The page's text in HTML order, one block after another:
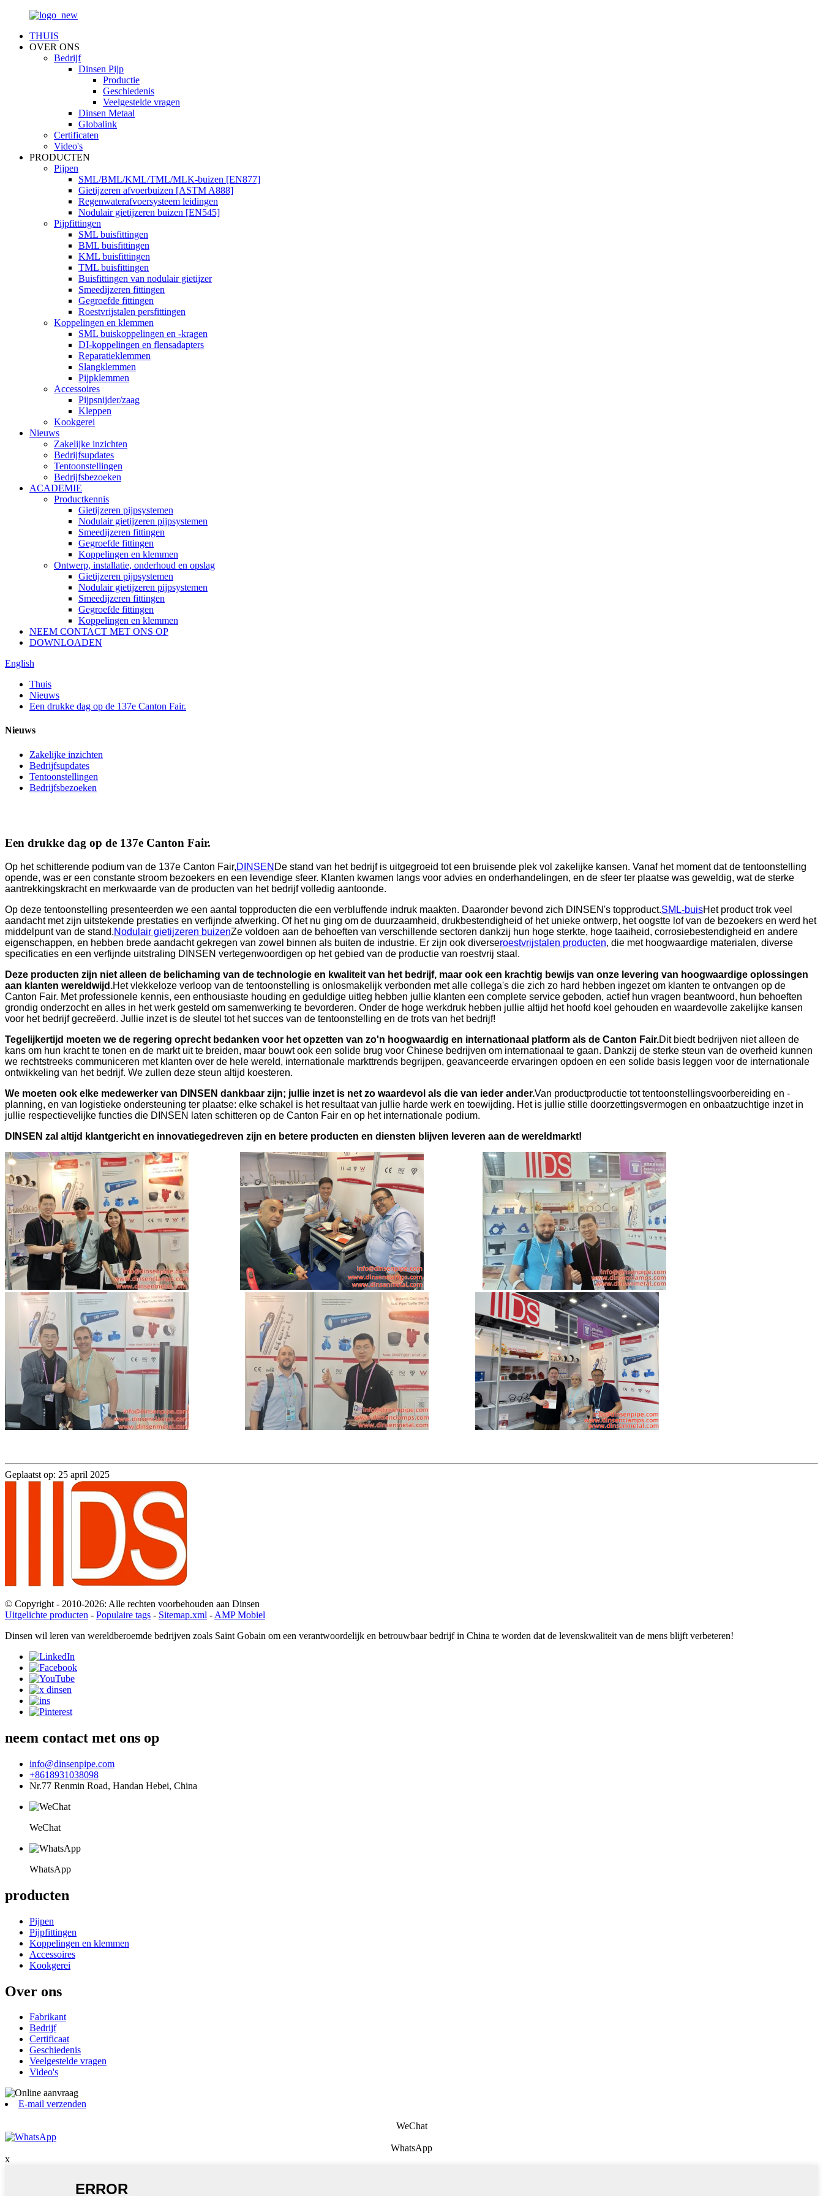
THUIS
OVER ONS
Bedrijf
Dinsen Pijp
Productie
Geschiedenis
Veelgestelde vragen
Dinsen Metaal
Globalink
Certificaten
Video's
PRODUCTEN
Pijpen
SML/BML/KML/TML/MLK-buizen [EN877]
Gietijzeren afvoerbuizen [ASTM A888]
Regenwaterafvoersysteem leidingen
Nodulair gietijzeren buizen [EN545]
Pijpfittingen
SML buisfittingen
BML buisfittingen
KML buisfittingen
TML buisfittingen
Buisfittingen van nodulair gietijzer
Smeedijzeren fittingen
Gegroefde fittingen
Roestvrijstalen persfittingen
Koppelingen en klemmen
SML buiskoppelingen en -kragen
DI-koppelingen en flensadapters
Reparatieklemmen
Slangklemmen
Pijpklemmen
Accessoires
Pijpsnijder/zaag
Kleppen
Kookgerei
Nieuws
Zakelijke inzichten
Bedrijfsupdates
Tentoonstellingen
Bedrijfsbezoeken
ACADEMIE
Productkennis
Gietijzeren pijpsystemen
Nodulair gietijzeren pijpsystemen
Smeedijzeren fittingen
Gegroefde fittingen
Koppelingen en klemmen
Ontwerp, installatie, onderhoud en opslag
Gietijzeren pijpsystemen
Nodulair gietijzeren pijpsystemen
Smeedijzeren fittingen
Gegroefde fittingen
Koppelingen en klemmen
NEEM CONTACT MET ONS OP
DOWNLOADEN
English
Thuis
Nieuws
Een drukke dag op de 137e Canton Fair.
Nieuws
Zakelijke inzichten
Bedrijfsupdates
Tentoonstellingen
Bedrijfsbezoeken
Een drukke dag op de 137e Canton Fair.
Op het schitterende podium van de 137e Canton Fair,DINSEN De stand van het bedrijf is uitgegroeid tot een bruisende plek vol zakelijke kansen. Vanaf het moment dat de tentoonstelling
opende, was er een constante stroom bezoekers en een levendige sfeer. Klanten kwamen langs voor advies en onderhandelingen, en de sfeer ter plaatse was geweldig, wat de sterke
aantrekkingskracht en merkwaarde van de producten van het bedrijf volledig aantoonde.
Op deze tentoonstelling presenteerden we een aantal topproducten die een verbluffende indruk maakten. Daaronder bevond zich DINSEN's topproduct.SML-buisHet product trok veel
aandacht met zijn uitstekende prestaties en verfijnde afwerking. Of het nu ging om de duurzaamheid, drukbestendigheid of het unieke ontwerp, het oogstte lof van de bezoekers en werd het
middelpunt van de stand.Nodulair gietijzeren buizenZe voldoen aan de behoeften van verschillende sectoren dankzij hun hoge sterkte, hoge taaiheid, corrosiebestendigheid en andere
eigenschappen, en hebben brede aandacht gekregen van zowel binnen als buiten de industrie. Er zijn ook diverseroestvrijstalen producten, die met hoogwaardige materialen, diverse
specificaties en een verfijnde uitstraling DINSEN vertegenwoordigen op het gebied van de productie van roestvrij staal.
Deze producten zijn niet alleen de belichaming van de technologie en kwaliteit van het bedrijf, maar ook een krachtig bewijs van onze levering van hoogwaardige oplossingen
aan klanten wereldwijd.Het vlekkeloze verloop van de tentoonstelling is onlosmakelijk verbonden met alle collega's die zich zo hard hebben ingezet om klanten te ontvangen op de
Canton Fair. Met professionele kennis, een enthousiaste houding en geduldige uitleg hebben jullie klanten een complete service geboden, actief hun vragen beantwoord, hun behoeften
grondig onderzocht en alles in het werk gesteld om samenwerking te bevorderen. Onder de hoge werkdruk hebben jullie altijd het hoofd koel gehouden en waardevolle zakelijke kansen
voor het bedrijf gecreëerd. Jullie inzet is de sleutel tot het succes van de tentoonstelling en de trots van het bedrijf!
Tegelijkertijd moeten we de regering oprecht bedanken voor het opzetten van zo'n hoogwaardig en internationaal platform als de Canton Fair.Dit biedt bedrijven niet alleen de
kans om hun kracht te tonen en de markt uit te breiden, maar bouwt ook een solide brug voor Chinese bedrijven om internationaal te gaan. Dankzij de sterke steun van de overheid kunnen
we rechtstreeks communiceren met klanten over de hele wereld, internationale markttrends begrijpen, geavanceerde ervaringen opdoen en een solide basis leggen voor de internationale
ontwikkeling van het bedrijf. We zullen deze steun altijd koesteren.
We moeten ook elke medewerker van DINSEN dankbaar zijn; jullie inzet is net zo waardevol als die van ieder ander.Van productproductie tot tentoonstellingsvoorbereiding en -
planning, en van logistieke ondersteuning ter plaatse: elke schakel is het resultaat van jullie harde werk en toewijding. Het is jullie stille doorzettingsvermogen en onbaatzuchtige inzet in
jullie respectievelijke functies die DINSEN laten schitteren op de Canton Fair en op het internationale podium.
DINSEN zal altijd klantgericht en innovatiegedreven zijn en betere producten en diensten blijven leveren aan de wereldmarkt!
Geplaatst op: 25 april 2025
© Copyright - 2010-2026: Alle rechten voorbehouden aan Dinsen
Uitgelichte producten - Populaire tags - Sitemap.xml - AMP Mobiel
Dinsen wil leren van wereldberoemde bedrijven zoals Saint Gobain om een ​​verantwoordelijk en betrouwbaar bedrijf in China te worden dat de levenskwaliteit van de mens blijft verbeteren!
neem contact met ons op
info@dinsenpipe.com
+8618931038098
Nr.77 Renmin Road, Handan Hebei, China
WeChat
WhatsApp
producten
Pijpen
Pijpfittingen
Koppelingen en klemmen
Accessoires
Kookgerei
Over ons
Fabrikant
Bedrijf
Certificaat
Geschiedenis
Veelgestelde vragen
Video's
E-mail verzenden
WeChat
WhatsApp
x